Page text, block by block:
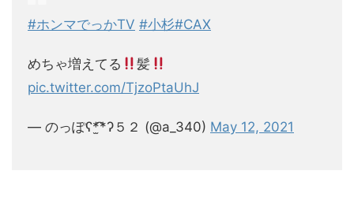
#ホンマでっかTV #小杉#CAX
めちゃ増えてる
髪
pic.twitter.com/TjzoPtaUhJ
— のっぽʕ*̫͡*ʔ５２ (@a_340) May 12, 2021